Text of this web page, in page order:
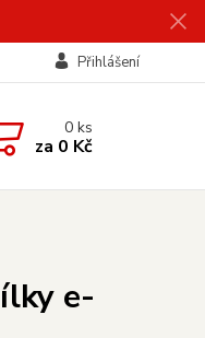
Přihlášení
0ks
za 0 Kč
e-